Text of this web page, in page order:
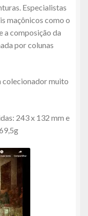
Especialistas
maçônicos como o
a composição da
por colunas
colecionador muito
243 x 132 mm e